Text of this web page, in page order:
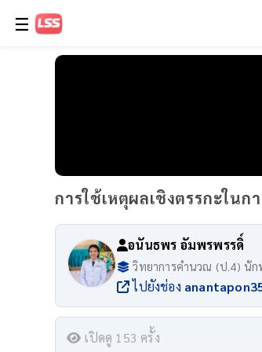
☰
การใช้เหตุผลเชิงตรรกะในก
อนันธพร อัมพรพรรดิ์
วิทยาการคำนวณ (ป.4) นัก
ไปยังช่อง
เปิดดู 153 ครั้ง